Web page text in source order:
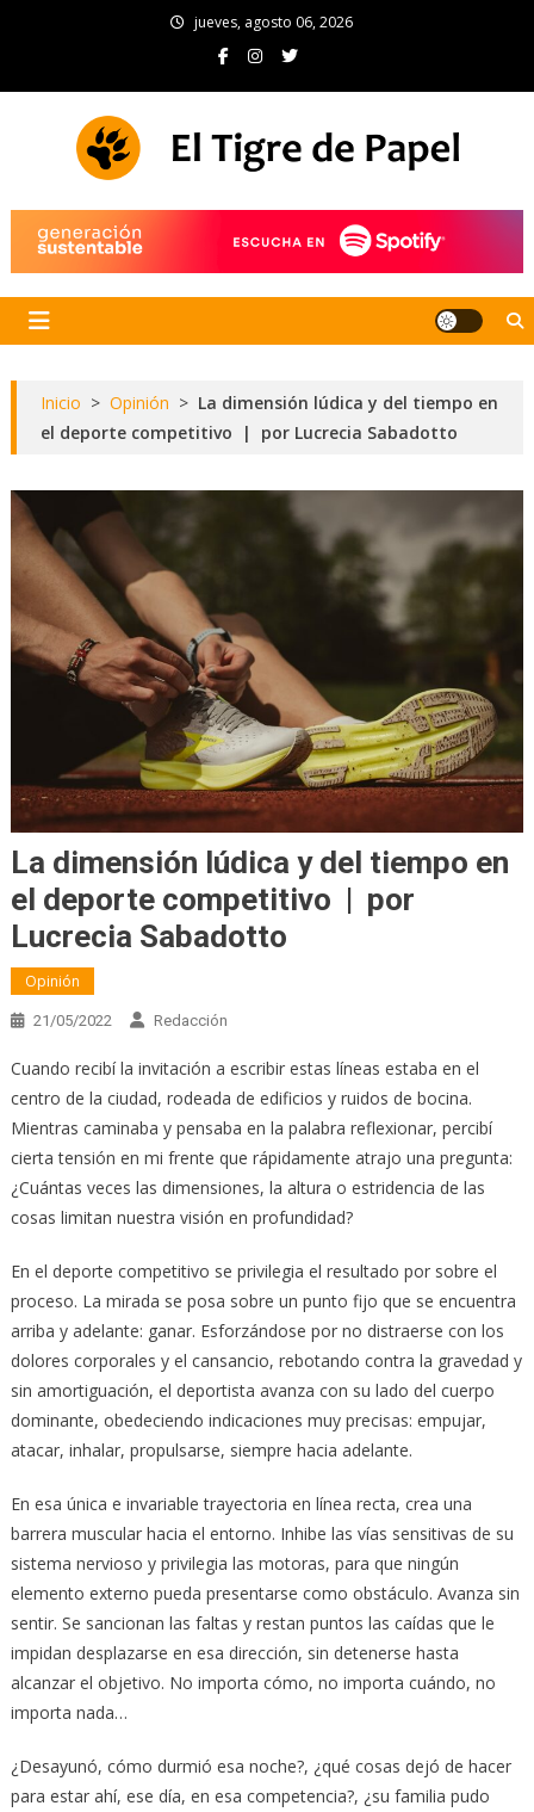
jueves, agosto 06, 2026
Inicio > Opinión > La dimensión lúdica y del tiempo en
el deporte competitivo | por Lucrecia Sabadotto
La dimensión lúdica y del tiempo en
el deporte competitivo | por
Lucrecia Sabadotto
Opinión
21/05/2022 Redacción
Cuando recibí la invitación a escribir estas líneas estaba en el
centro de la ciudad, rodeada de edificios y ruidos de bocina.
Mientras caminaba y pensaba en la palabra reflexionar, percibí
cierta tensión en mi frente que rápidamente atrajo una pregunta:
¿Cuántas veces las dimensiones, la altura o estridencia de las
cosas limitan nuestra visión en profundidad?
En el deporte competitivo se privilegia el resultado por sobre el
proceso. La mirada se posa sobre un punto fijo que se encuentra
arriba y adelante: ganar. Esforzándose por no distraerse con los
dolores corporales y el cansancio, rebotando contra la gravedad y
sin amortiguación, el deportista avanza con su lado del cuerpo
dominante, obedeciendo indicaciones muy precisas: empujar,
atacar, inhalar, propulsarse, siempre hacia adelante.
En esa única e invariable trayectoria en línea recta, crea una
barrera muscular hacia el entorno. Inhibe las vías sensitivas de su
sistema nervioso y privilegia las motoras, para que ningún
elemento externo pueda presentarse como obstáculo. Avanza sin
sentir. Se sancionan las faltas y restan puntos las caídas que le
impidan desplazarse en esa dirección, sin detenerse hasta
alcanzar el objetivo. No importa cómo, no importa cuándo, no
importa nada…
¿Desayunó, cómo durmió esa noche?, ¿qué cosas dejó de hacer
para estar ahí, ese día, en esa competencia?, ¿su familia pudo